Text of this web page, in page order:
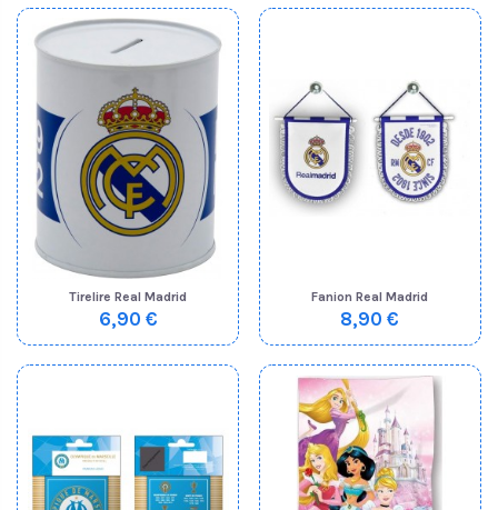
Tirelire Real Madrid
6,90 €
Fanion Real Madrid
8,90 €